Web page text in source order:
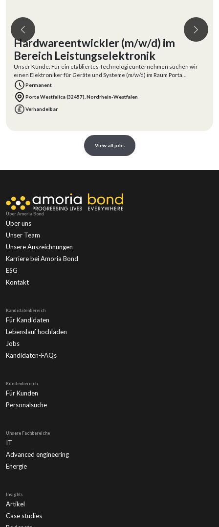
Hardwareentwickler (m/w/d) im
Bereich Leistungselektronik
Unser Kunde: Für ein etabliertes Technologieunternehmen suchen wir
einen Elektroniker für Geräte und Systeme (m/w/d) im Raum Porta
Westfalica.Unser Ku
Permanent
Porta Westfalica (32457), Nordrhein-Westfalen
Verhandelbar
View all jobs
Über Amoria Bond
Über uns
Unser Team
Unsere Auszeichnungen
Karriere bei Amoria Bond
ESG
Kontakt
Kandidatenbereich
Für Kandidaten
Lebenslauf hochladen
Jobs
Kandidaten-FAQs
Kundenbereich
Für Kunden
Personalsuche
Unsere Fachbereiche
IT
Advanced engineering
Energie
Insights
Artikel
Case studies